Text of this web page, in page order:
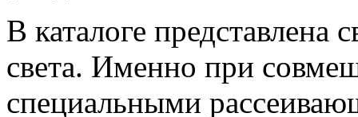
В каталоге представлена
света. Именно при
специальными